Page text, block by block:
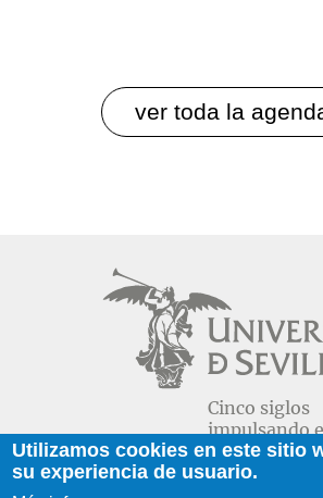
ver toda la
Cinco siglos
impulsando
Utilizamos cookies en este sitio
su experiencia de usuario.